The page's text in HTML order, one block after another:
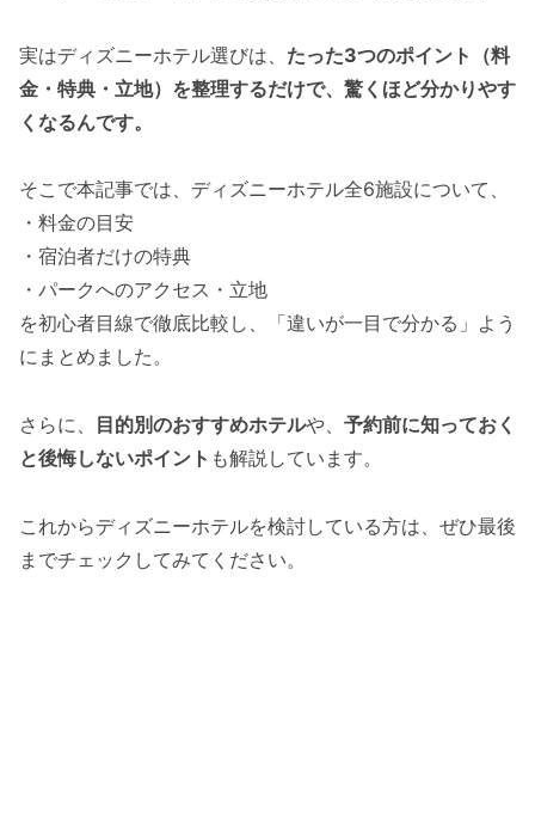
実はディズニーホテル選びは、 たった3つのポイント（料
金・特典・立地）を整理するだけで、驚くほど分かりやす
くなるんです。
そこで本記事では、ディズニーホテル全6施設について、
・料金の目安
・宿泊者だけの特典
・パークへのアクセス・立地
を初心者目線で徹底比較し、「違いが一目で分かる」よう
にまとめました。
さらに、 目的別のおすすめホテルや、 予約前に知っておく
と後悔しないポイント も解説しています。
これからディズニーホテルを検討している方は、ぜひ最後
までチェックしてみてください。